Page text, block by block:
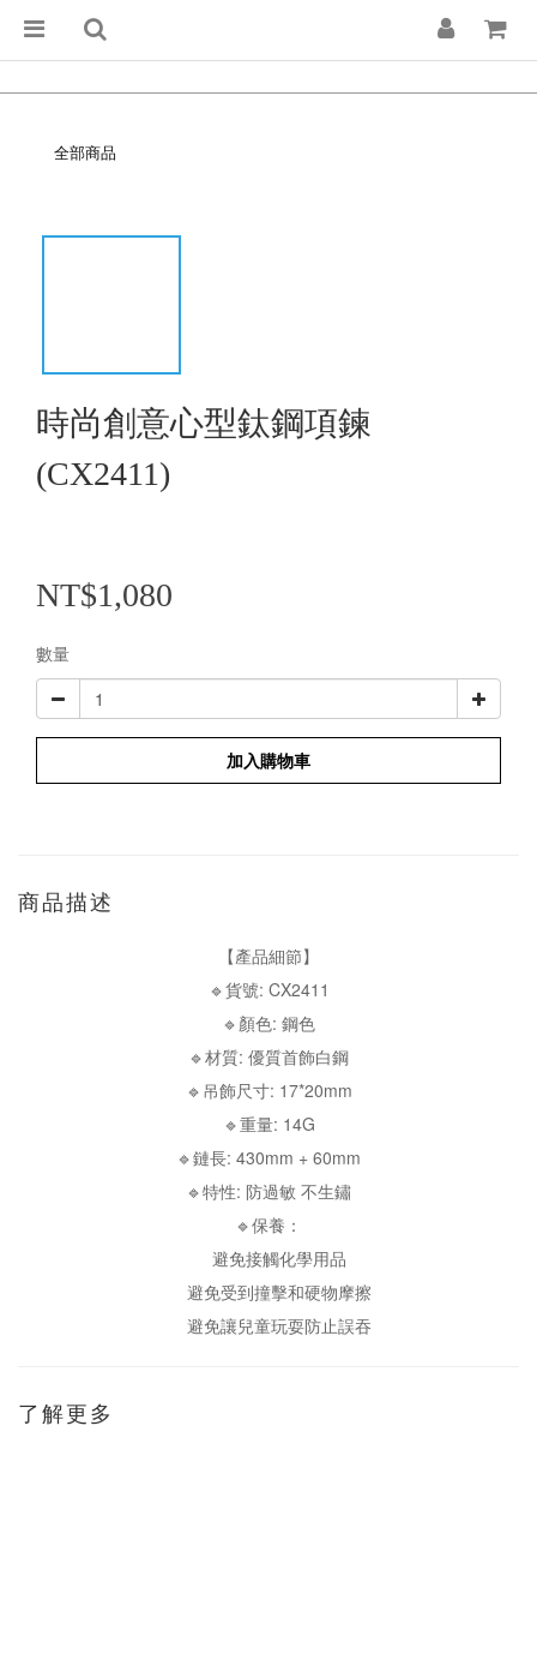
全部商品
時尚創意心型鈦鋼項鍊
(CX2411)
NT$1,080
數量
加入購物車
商品描述
【產品細節】
🔹貨號: CX2411
🔹顏色: 鋼色
🔹材質: 優質首飾白鋼
🔹吊飾尺寸: 17*20mm
🔹重量: 14G
🔹鏈長: 430mm + 60mm
🔹特性: 防過敏 不生鏽
🔹保養：
避免接觸化學用品
避免受到撞擊和硬物摩擦
避免讓兒童玩耍防止誤吞
了解更多